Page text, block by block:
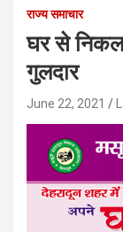
राज्य समाचार
घर से
गुलदार
June 22, 2021